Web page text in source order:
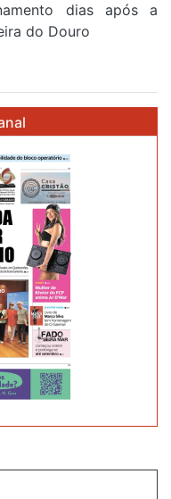
dias após a
do Douro